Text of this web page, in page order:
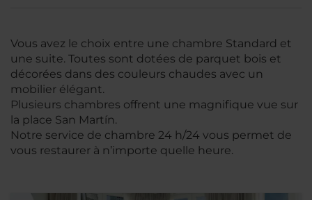
Vous avez le choix entre une chambre Standard et
une suite. Toutes sont dotées de parquet bois et
décorées dans des couleurs chaudes avec un
mobilier élégant.
Plusieurs chambres offrent une magnifique vue sur
la place San Martín.
Notre service de chambre 24 h/24 vous permet de
vous restaurer à n’importe quelle heure.